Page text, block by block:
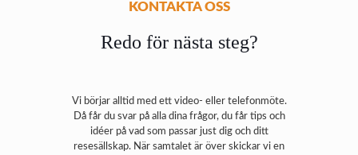
KONTAKTA OSS
Redo för nästa steg?
Vi börjar alltid med ett video- eller telefonmöte.
Då får du svar på alla dina frågor, du får tips och
idéer på vad som passar just dig och ditt
resesällskap. När samtalet är över skickar vi en